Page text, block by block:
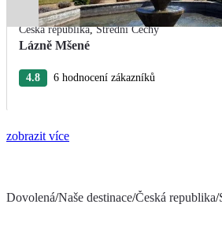
Česká republika,Střední Čechy
Lázně Mšené
4.8
6 hodnocení zákazníků
zobrazit více
Dovolená/Naše destinace/Česká republika/